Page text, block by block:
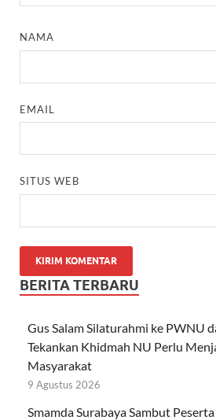
NAMA
EMAIL
SITUS WEB
BERITA TERBARU
Gus Salam Silaturahmi ke PWNU
Tekankan Khidmah NU Perlu
Masyarakat
9 Agustus 2026
Smamda Surabaya Sambut